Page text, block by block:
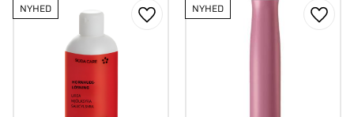
NYHED
Gem som favorit
NYHED
Gem